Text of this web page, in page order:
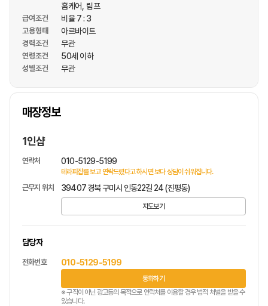
홈케어
림프
급여조건 비율 7 : 3
고용형태 아르바이트
경력조건 무관
연령조건 50세 이하
성별조건 무관
매장정보
상호명
1인샵
연락처 010-5129-5199
테라피잡를 보고 연락드렸다고 하시면 보다 상담이 쉬워집니다.
근무지 위치 39407 경북 구미시 인동22길 24 (진평동)
지도보기
담당자
전화번호 010-5129-5199
통화하기
※ 구직이 아닌 광고등의 목적으로 연락처를 이용할 경우 법적 처벌을 받을 수
있습니다.